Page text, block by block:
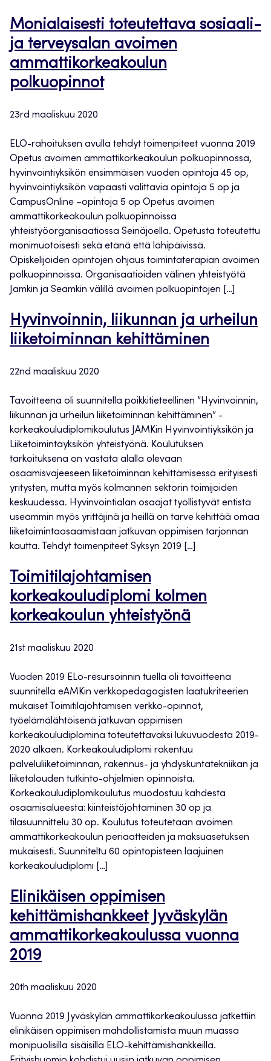
Monialaisesti toteutettava sosiaali-
ja terveysalan avoimen
ammattikorkeakoulun
polkuopinnot
23rd maaliskuu 2020
ELO-rahoituksen avulla tehdyt toimenpiteet vuonna 2019
Opetus avoimen ammattikorkeakoulun polkuopinnossa,
hyvinvointiyksikön ensimmäisen vuoden opintoja 45 op,
hyvinvointiyksikön vapaasti valittavia opintoja 5 op ja
CampusOnline –opintoja 5 op Opetus avoimen
ammattikorkeakoulun polkuopinnoissa
yhteistyöorganisaatiossa Seinäjoella. Opetusta toteutettu
monimuotoisesti sekä etänä että lähipäivissä.
Opiskelijoiden opintojen ohjaus toimintaterapian avoimen
polkuopinnoissa. Organisaatioiden välinen yhteistyötä
Jamkin ja Seamkin välillä avoimen polkuopintojen […]
Hyvinvoinnin, liikunnan ja urheilun
liiketoiminnan kehittäminen
22nd maaliskuu 2020
Tavoitteena oli suunnitella poikkitieteellinen ”Hyvinvoinnin,
liikunnan ja urheilun liiketoiminnan kehittäminen” -
korkeakouludiplomikoulutus JAMKin Hyvinvointiyksikön ja
Liiketoimintayksikön yhteistyönä. Koulutuksen
tarkoituksena on vastata alalla olevaan
osaamisvajeeseen liiketoiminnan kehittämisessä erityisesti
yritysten, mutta myös kolmannen sektorin toimijoiden
keskuudessa. Hyvinvointialan osaajat työllistyvät entistä
useammin myös yrittäjinä ja heillä on tarve kehittää omaa
liiketoimintaosaamistaan jatkuvan oppimisen tarjonnan
kautta. Tehdyt toimenpiteet Syksyn 2019 […]
Toimitilajohtamisen
korkeakouludiplomi kolmen
korkeakoulun yhteistyönä
21st maaliskuu 2020
Vuoden 2019 ELo-resursoinnin tuella oli tavoitteena
suunnitella eAMKin verkkopedagogisten laatukriteerien
mukaiset Toimitilajohtamisen verkko-opinnot,
työelämälähtöisenä jatkuvan oppimisen
korkeakouludiplomina toteutettavaksi lukuvuodesta 2019-
2020 alkaen. Korkeakouludiplomi rakentuu
palveluliiketoiminnan, rakennus- ja yhdyskuntatekniikan ja
liiketalouden tutkinto-ohjelmien opinnoista.
Korkeakouludiplomikoulutus muodostuu kahdesta
osaamisalueesta: kiinteistöjohtaminen 30 op ja
tilasuunnittelu 30 op. Koulutus toteutetaan avoimen
ammattikorkeakoulun periaatteiden ja maksuasetuksen
mukaisesti. Suunniteltu 60 opintopisteen laajuinen
korkeakouludiplomi […]
Elinikäisen oppimisen
kehittämishankkeet Jyväskylän
ammattikorkeakoulussa vuonna
2019
20th maaliskuu 2020
Vuonna 2019 Jyväskylän ammattikorkeakoulussa jatkettiin
elinikäisen oppimisen mahdollistamista muun muassa
monipuolisilla sisäisillä ELO-kehittämishankkeilla.